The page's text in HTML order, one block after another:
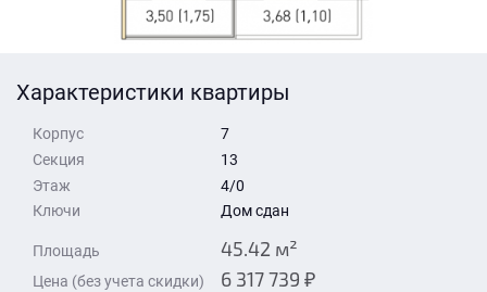
Характеристики квартиры
Корпус
7
Секция
13
Этаж
4/0
Ключи
Дом сдан
Площадь 45.42 м²
Цена (без учета скидки) 6 317 739 ₽
Отправить
Отправить